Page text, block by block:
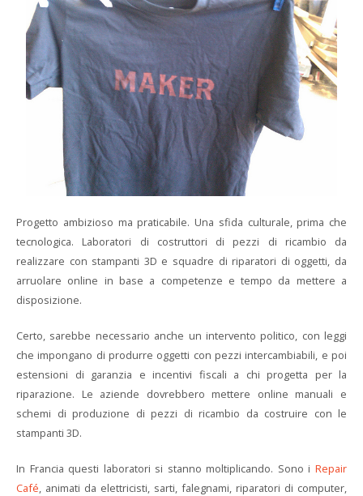
Progetto ambizioso ma praticabile. Una sfida culturale, prima che
tecnologica. Laboratori di costruttori di pezzi di ricambio da
realizzare con stampanti 3D e squadre di riparatori di oggetti, da
arruolare online in base a competenze e tempo da mettere a
disposizione.
Certo, sarebbe necessario anche un intervento politico, con leggi
che impongano di produrre oggetti con pezzi intercambiabili, e poi
estensioni di garanzia e incentivi fiscali a chi progetta per la
riparazione. Le aziende dovrebbero mettere online manuali e
schemi di produzione di pezzi di ricambio da costruire con le
stampanti 3D.
In Francia questi laboratori si stanno moltiplicando. Sono i Repair
Café, animati da elettricisti, sarti, falegnami, riparatori di computer,